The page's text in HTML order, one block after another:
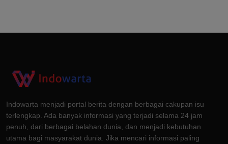
Indowarta menjadi portal berita dengan berbagai cakupan isu
terlengkap. Ada banyak informasi yang terjadi selama 24 jam
penuh, dari berbagai belahan dunia, dan menjadi kebutuhan
utama bagi masyarakat dunia. Jika mencari informasi paling